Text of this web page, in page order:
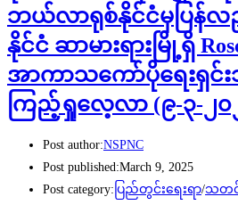
ဘယ်လာရုစ်နိုင်ငံမှပြန်လ
နိုင်ငံ ဆာမားရားမြို့ရှိ
အာကာသကော်ပိုရေးရှင်
ကြည့်ရှုလေ့လာ (၉-၃-၂၀
Post author:NSPNC
Post published:March 9, 2025
Post category: ပြည်တွင်းရေးရာ/သတင်